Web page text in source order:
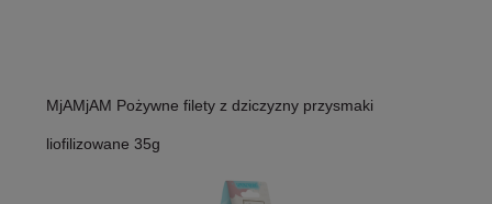
MjAMjAM Pożywne filety z dziczyzny przysmaki
liofilizowane 35g